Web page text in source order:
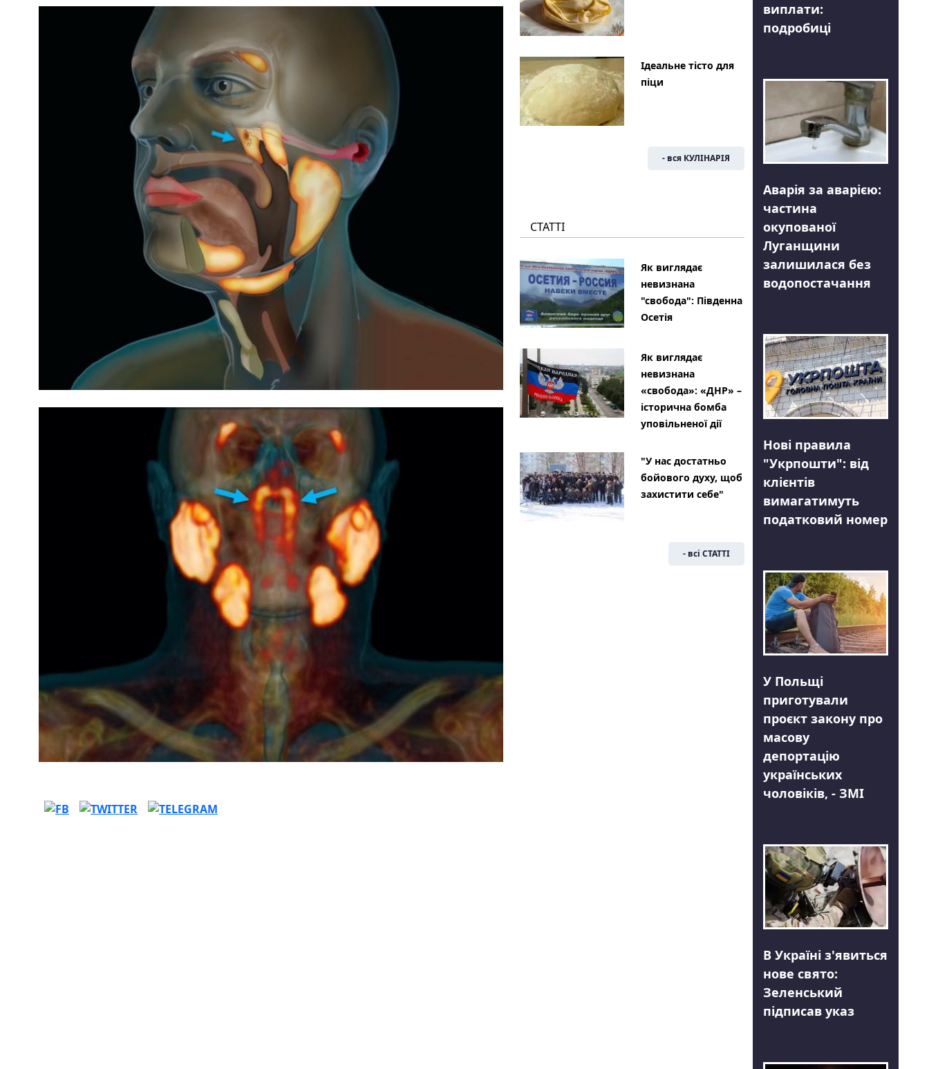
Ідеальне тісто для
піци
- вся КУЛІНАРІЯ
СТАТТІ
Як виглядає
невизнана
"свобода": Південна
Осетія
Як виглядає
невизнана
«свобода»: «ДНР» –
історична бомба
уповільненої дії
"У нас достатньо
бойового духу, щоб
захистити себе"
- всі СТАТТІ
виплати:
подробиці
Аварія за аварією:
частина
окупованої
Луганщини
залишилася без
водопостачання
Нові правила
"Укрпошти": від
клієнтів
вимагатимуть
податковий номер
У Польщі
приготували
проєкт закону про
масову
депортацію
українських
чоловіків, - ЗМІ
В Україні з'явиться
нове свято:
Зеленський
підписав указ